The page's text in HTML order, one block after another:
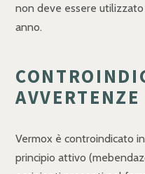
non deve essere
anno.
AVVERTENZE
Vermox è controindicato
principio attivo